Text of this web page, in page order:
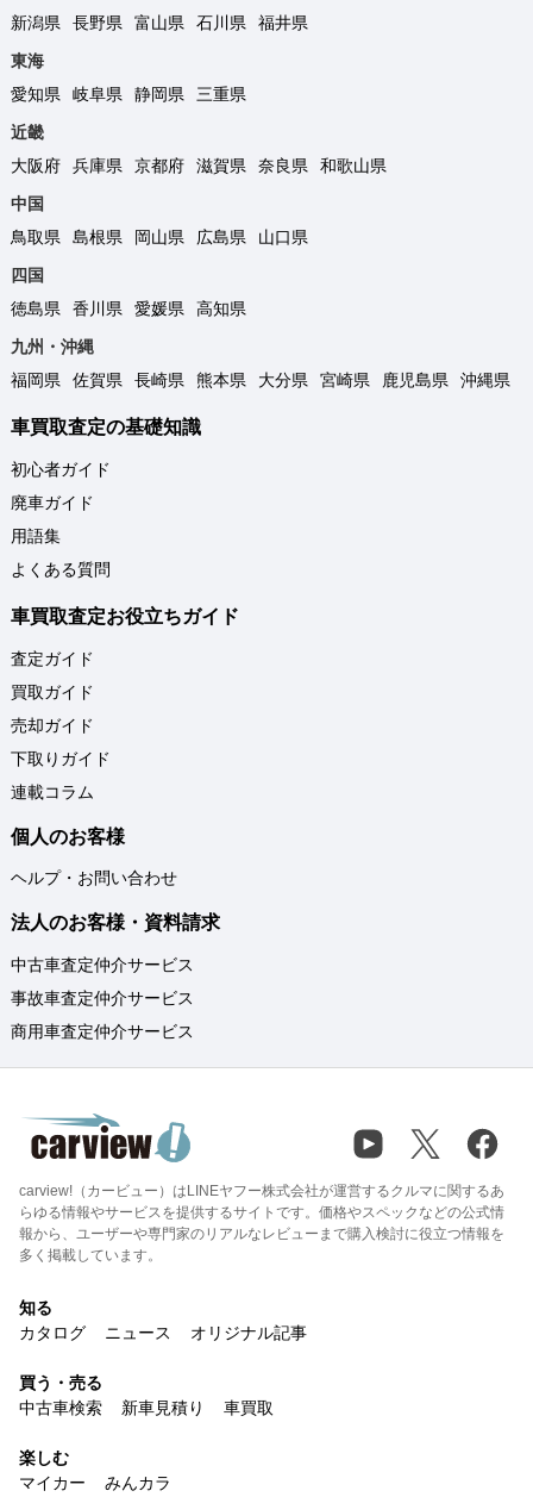
新潟県
長野県 富山県 石川県
福井県
東海
愛知県
岐阜県 静岡県
三重県
近畿
大阪府
兵庫県 京都府 滋賀県 奈良県
和歌山県
中国
鳥取県
島根県 岡山県 広島県
山口県
四国
徳島県
香川県 愛媛県
高知県
九州・沖縄
福岡県
佐賀県 長崎県 熊本県 大分県 宮崎県 鹿児島県 沖縄県
車買取査定の基礎知識
初心者ガイド
廃車ガイド
用語集
よくある質問
車買取査定お役立ちガイド
査定ガイド
買取ガイド
売却ガイド
下取りガイド
連載コラム
個人のお客様
ヘルプ・お問い合わせ
法人のお客様・資料請求
中古車査定仲介サービス
事故車査定仲介サービス
商用車査定仲介サービス
carview!（カービュー）はLINEヤフー株式会社が運営するクルマに関するあ
らゆる情報やサービスを提供するサイトです。価格やスペックなどの公式情
報から、ユーザーや専門家のリアルなレビューまで購入検討に役立つ情報を
多く掲載しています。
知る
カタログ
ニュース オリジナル記事
買う・売る
中古車検索
新車見積り 車買取
楽しむ
マイカー
みんカラ